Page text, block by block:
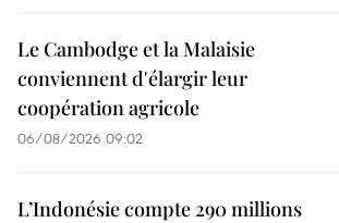
Le Cambodge et la Malaisie
conviennent d'élargir leur
coopération agricole
06/08/2026 09:02
L’Indonésie compte 290 millions